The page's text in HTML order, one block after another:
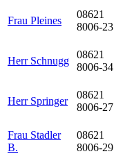
Frau Pleines
08621
8006-23
Herr Schnugg
08621
8006-34
Herr Springer
08621
8006-27
Frau Stadler
B.
08621
8006-29